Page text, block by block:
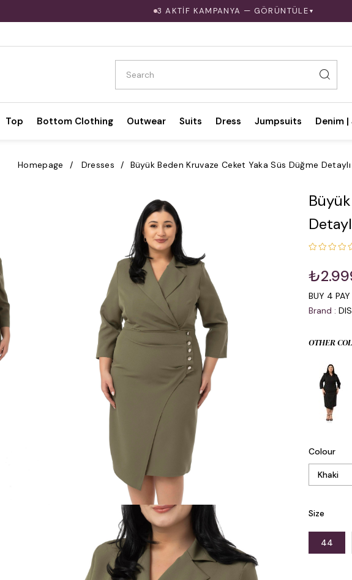
3 AKTİF KAMPANYA — GÖRÜNTÜLE ▼
Top Bottom Clothing Outwear Suits Dress Jumpsuits Denim |
Homepage Dresses Büyük Beden Kruvaze Ceket Yaka Süs Düğme
BUY 4 PAY
Brand :
OTHER
Colour
Size
44